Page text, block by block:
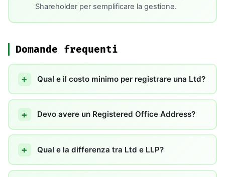
Shareholder per semplificare la gestione.
Domande frequenti
Qual e il costo minimo per registrare una Ltd?
Devo avere un Registered Office Address?
Qual e la differenza tra Ltd e LLP?